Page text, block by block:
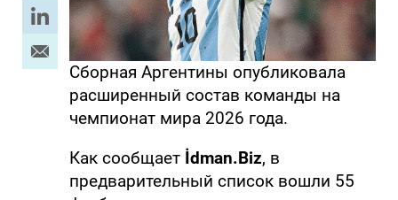
Сборная Аргентины опубликовала
расширенный состав команды на
чемпионат мира 2026 года.
Как сообщает İdman.Biz, в
предварительный список вошли 55